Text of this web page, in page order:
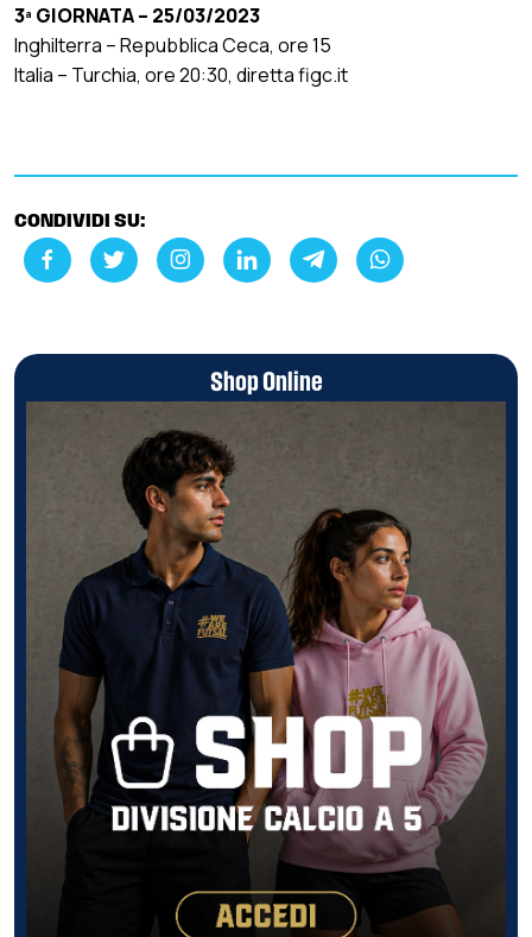
3ª GIORNATA – 25/03/2023
Inghilterra – Repubblica Ceca, ore 15
Italia – Turchia, ore 20:30, diretta figc.it
CONDIVIDI SU:
Shop Online